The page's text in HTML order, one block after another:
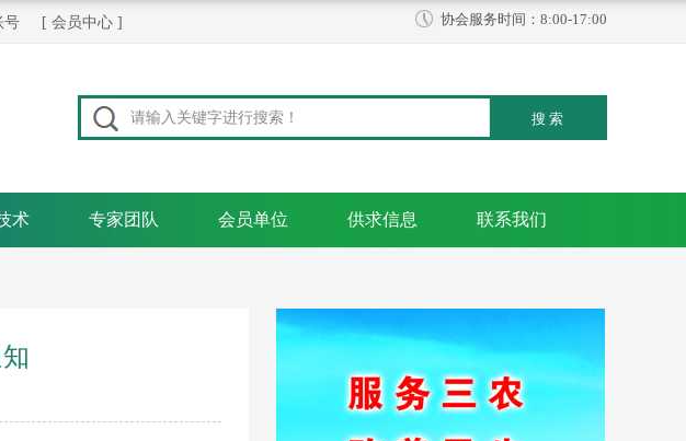
号 [ 会员中心 ] 协会服务时间：8:00-17:00
术 专家团队 会员单位 供求信息 联系我们